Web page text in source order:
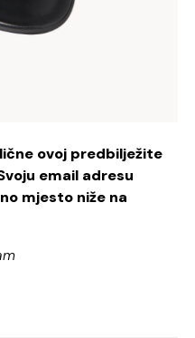
ovoj predbilježite
email adresu
mjesto niže na